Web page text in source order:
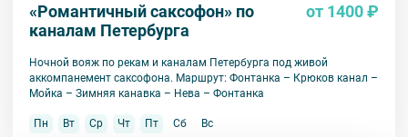
«Романтичный саксофон» по
каналам Петербурга
от 1400 ₽
Ночной вояж по рекам и каналам Петербурга под живой
аккомпанемент саксофона. Маршрут: Фонтанка – Крюков канал –
Мойка – Зимняя канавка – Нева – Фонтанка
Пн Вт Ср Чт Пт Сб Вс